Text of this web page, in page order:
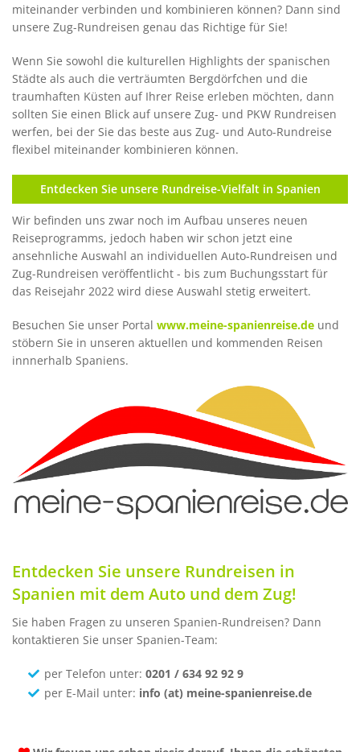
miteinander verbinden und kombinieren können? Dann sind
unsere Zug-Rundreisen genau das Richtige für Sie!
Wenn Sie sowohl die kulturellen Highlights der spanischen
Städte als auch die verträumten Bergdörfchen und die
traumhaften Küsten auf Ihrer Reise erleben möchten, dann
sollten Sie einen Blick auf unsere Zug- und PKW Rundreisen
werfen, bei der Sie das beste aus Zug- und Auto-Rundreise
flexibel miteinander kombinieren können.
Entdecken Sie unsere Rundreise-Vielfalt in Spanien
Wir befinden uns zwar noch im Aufbau unseres neuen
Reiseprogramms, jedoch haben wir schon jetzt eine
ansehnliche Auswahl an individuellen Auto-Rundreisen und
Zug-Rundreisen veröffentlicht - bis zum Buchungsstart für
das Reisejahr 2022 wird diese Auswahl stetig erweitert.
Besuchen Sie unser Portal www.meine-spanienreise.de und
stöbern Sie in unseren aktuellen und kommenden Reisen
innnerhalb Spaniens.
Entdecken Sie unsere Rundreisen in
Spanien mit dem Auto und dem Zug!
Sie haben Fragen zu unseren Spanien-Rundreisen? Dann
kontaktieren Sie unser Spanien-Team:
per Telefon unter: 0201 / 634 92 92 9
per E-Mail unter: info (at) meine-spanienreise.de